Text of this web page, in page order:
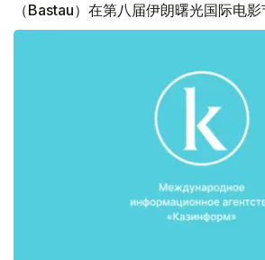
（Bastau）在第八届伊朗曙光国际电影